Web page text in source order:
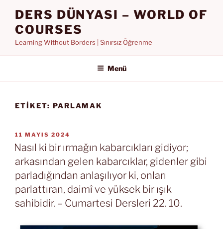
DERS DÜNYASI – WORLD OF
COURSES
Learning Without Borders | Sınırsız Öğrenme
Menü
ETIKET: PARLAMAK
YAYIM
TARIHI
11 MAYIS 2024
Nasıl ki bir ırmağın kabarcıkları gidiyor;
arkasından gelen kabarcıklar, gidenler gibi
parladığından anlaşılıyor ki, onları
parlattıran, daimî ve yüksek bir ışık
sahibidir. – Cumartesi Dersleri 22. 10.